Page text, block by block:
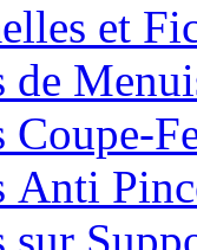
et
de
Coupe-
Anti